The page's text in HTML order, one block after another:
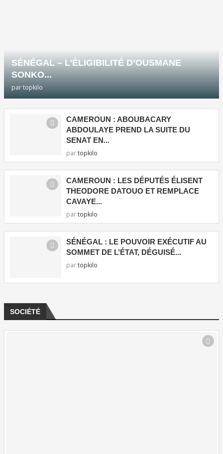
SÉNÉGAL – L’ÉLIGIBILITÉ D’OUSMANE
SONKO...
partopkilo
CAMEROUN : ABOUBACARY
ABDOULAYE PREND LA SUITE DU
SENAT EN...
partopkilo
CAMEROUN : LES DÉPUTÉS ÉLISENT
THEODORE DATOUO ET REMPLACE
CAVAYE...
partopkilo
SÉNÉGAL : LE POUVOIR EXÉCUTIF AU
SOMMET DE L’ÉTAT, DÉGUISÉ...
partopkilo
SOCIÉTÉ